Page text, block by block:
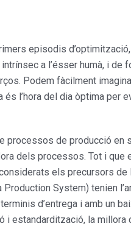
episodis
a l’ésser humà, i de
Podem fàcilment
l’hora del dia òptima per
de producció en
dels processos. Tot i que
els precursors de
System) tenien
d’entrega i amb un
estandardització, la millora